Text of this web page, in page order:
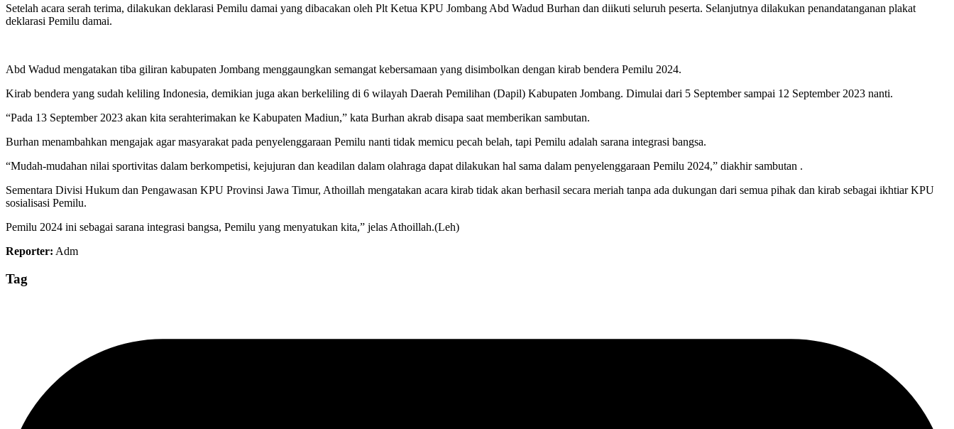
Setelah acara serah terima, dilakukan deklarasi Pemilu damai yang dibacakan oleh Plt Ketua KPU Jombang Abd Wadud Burhan dan diikuti seluruh peserta. Selanjutnya dilakukan penandatanganan plakat
deklarasi Pemilu damai.
Abd Wadud mengatakan tiba giliran kabupaten Jombang menggaungkan semangat kebersamaan yang disimbolkan dengan kirab bendera Pemilu 2024.
Kirab bendera yang sudah keliling Indonesia, demikian juga akan berkeliling di 6 wilayah Daerah Pemilihan (Dapil) Kabupaten Jombang. Dimulai dari 5 September sampai 12 September 2023 nanti.
“Pada 13 September 2023 akan kita serahterimakan ke Kabupaten Madiun,” kata Burhan akrab disapa saat memberikan sambutan.
Burhan menambahkan mengajak agar masyarakat pada penyelenggaraan Pemilu nanti tidak memicu pecah belah, tapi Pemilu adalah sarana integrasi bangsa.
“Mudah-mudahan nilai sportivitas dalam berkompetisi, kejujuran dan keadilan dalam olahraga dapat dilakukan hal sama dalam penyelenggaraan Pemilu 2024,” diakhir sambutan .
Sementara Divisi Hukum dan Pengawasan KPU Provinsi Jawa Timur, Athoillah mengatakan acara kirab tidak akan berhasil secara meriah tanpa ada dukungan dari semua pihak dan kirab sebagai ikhtiar KPU
sosialisasi Pemilu.
Pemilu 2024 ini sebagai sarana integrasi bangsa, Pemilu yang menyatukan kita,” jelas Athoillah.(Leh)
Reporter: Adm
Tag